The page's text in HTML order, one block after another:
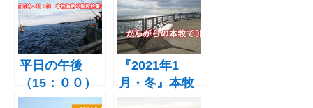
の釣果でブロ
グ更新
新護岸のみ定
員90名で営業
再開
平日の午後
（15：００）
から本牧海釣
『2021年1
月・冬』本牧